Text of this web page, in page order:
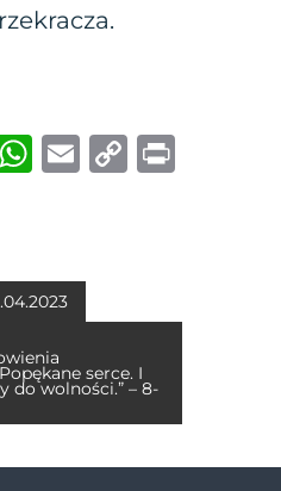
W
A
p
p
E
C
k
serce. I
do wolności.” – 8-